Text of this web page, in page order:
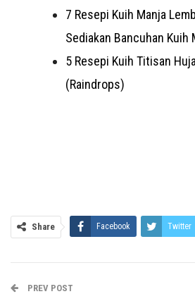
7 Resepi Kuih Manja
Sediakan Bancuhan Kuih
5 Resepi Kuih Titisan
(Raindrops)
Share Facebook Twitter
PREV POST